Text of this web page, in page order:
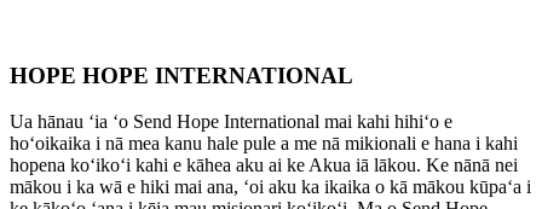
HOPE HOPE INTERNATIONAL
Ua hānau ʻia ʻo Send Hope International mai kahi hihiʻo e
hoʻoikaika i nā mea kanu hale pule a me nā mikionali e hana i kahi
hopena koʻikoʻi kahi e kāhea aku ai ke Akua iā lākou. Ke nānā nei
mākou i ka wā e hiki mai ana, ʻoi aku ka ikaika o kā mākou kūpaʻa i